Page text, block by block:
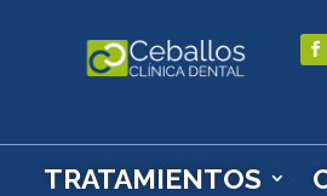
TRATAMIENTOS